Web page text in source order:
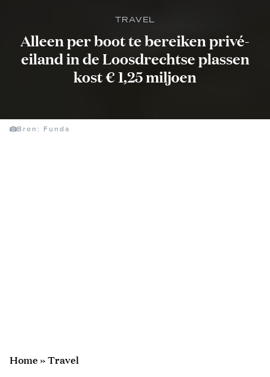
TRAVEL
Alleen per boot te bereiken privé-
eiland in de Loosdrechtse plassen
kost € 1,25 miljoen
Bron: Funda
Home»Travel